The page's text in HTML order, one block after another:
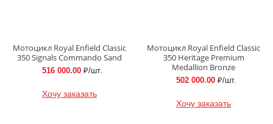
Мотоцикл Royal Enfield Classic
350 Signals Commando Sand
516 000.00 ₽/шт.
Хочу заказать
Мотоцикл Royal Enfield Classic
350 Heritage Premium
Medallion Bronze
502 000.00 ₽/шт.
Хочу заказать